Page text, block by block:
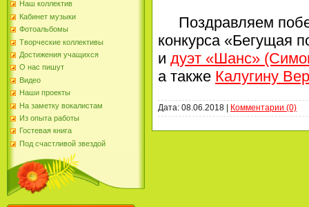
Наш коллектив
Кабинет музыки
Фотоальбомы
Творческие коллективы
Достижения учащихся
О нас пишут
Видео
Наши проекты
На заметку вокалистам
Из опыта работы
Гостевая книга
Под счастливой звездой
Поздравляем
конкурса «Бегущая
и дуэт «Шанс»
а также Калугину
Дата: 08.06.2018 Комментарии (0)